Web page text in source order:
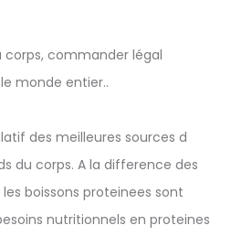
corps, commander légal
monde entier..
des meilleures sources d
du corps. A la difference des
boissons proteinees sont
nutritionnels en proteines